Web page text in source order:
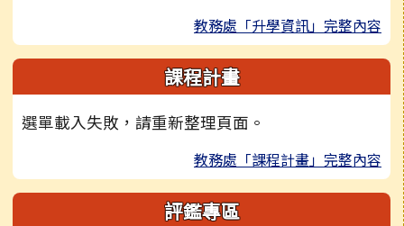
教務處「升學資訊」完整內容
課程計畫
選單載入失敗，請重新整理頁面。
教務處「課程計畫」完整內容
評鑑專區